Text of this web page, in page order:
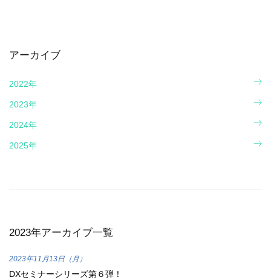
アーカイブ
2022年
2023年
2024年
2025年
2023年アーカイブ一覧
2023年11月13日（月）
DXセミナーシリーズ第６弾！